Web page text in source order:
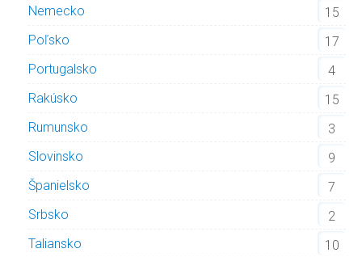
Nemecko
15
Poľsko
17
Portugalsko
4
Rakúsko
15
Rumunsko
3
Slovinsko
9
Španielsko
7
Srbsko
2
Taliansko
10